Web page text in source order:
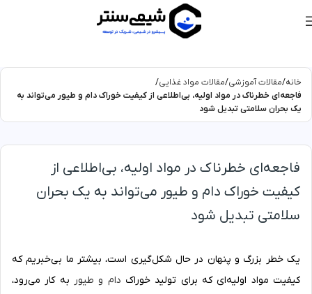
خانه مقالات آموزشی مقالات مواد غذایی
فاجعه‌ای خطرناک در مواد اولیه، بی‌اطلاعی از کیفیت خوراک دام و طیور می‌تواند به
یک بحران سلامتی تبدیل شود
فاجعه‌ای خطرناک در مواد اولیه، بی‌اطلاعی از
کیفیت خوراک دام و طیور می‌تواند به یک بحران
سلامتی تبدیل شود
یک خطر بزرگ و پنهان در حال شکل‌گیری است، بیشتر ما بی‌خبریم که
کیفیت مواد اولیه‌ای که برای تولید خوراک دام و طیور به کار می‌رود،